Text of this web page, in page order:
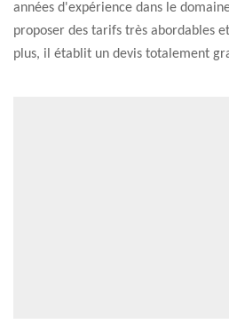
années d'expérience dans le
proposer des tarifs très abordables
plus, il établit un devis totalement